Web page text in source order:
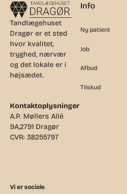
Tandlægehuset
Dragør er et sted
hvor kvalitet,
tryghed, nærvær
og det lokale er i
højsædet.
Kontaktoplysninger
A.P. Møllers Allé
9A,2791 Dragør
CVR: 38255797
Vi er sociale
Info
Ny patient
Job
Afbud
Tilskud